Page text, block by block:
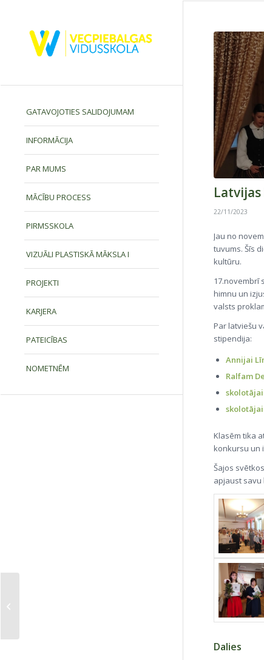
GATAVOJOTIES SALIDOJUMAM
INFORMĀCIJA
PAR MUMS
MĀCĪBU PROCESS
PIRMSSKOLA
VIZUĀLI PLASTISKĀ MĀKSLA I
PROJEKTI
KARJERA
PATEICĪBAS
NOMETNĒM
22/11/2023
Jau no
tuvums. Šīs
kultūru.
17.novembrī
himnu un
valsts
Par latviešu
stipendija:
Annijai
Ralfam
Klasēm tika
konkursu un
Šajos
apjaust savu
Dalies